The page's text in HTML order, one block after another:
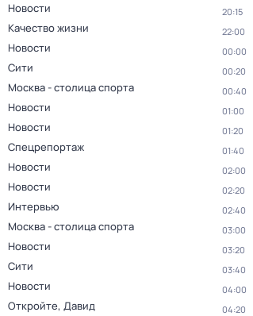
Новости
Качество жизни
Новости
Сити
Москва - столица спорта
Новости
Новости
Спецрепортаж
Новости
Новости
Интервью
Москва - столица спорта
Новости
Сити
Новости
Откройте, Давид
20:15
22:00
00:00
00:20
00:40
01:00
01:20
01:40
02:00
02:20
02:40
03:00
03:20
03:40
04:00
04:20